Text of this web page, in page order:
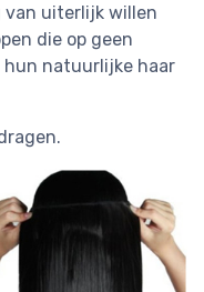
van uiterlijk willen
die op geen
hun natuurlijke haar